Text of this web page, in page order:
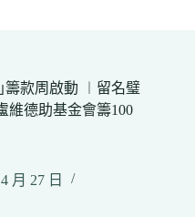
籌款周啟動 ︱留名璧
維德助基金會籌100
月 27 日